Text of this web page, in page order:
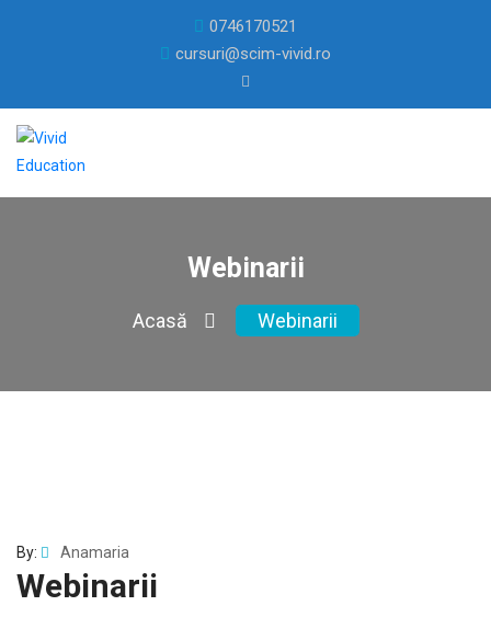
0746170521
cursuri@scim-vivid.ro
Webinarii
Acasă Webinarii
By: Anamaria
Webinarii